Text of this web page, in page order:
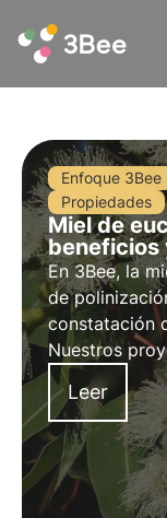
Enfoque 3Bee
Propiedades
Miel de
beneficios
En 3Bee, la
de
constatación
Nuestros
a través de
un entorno
Leer